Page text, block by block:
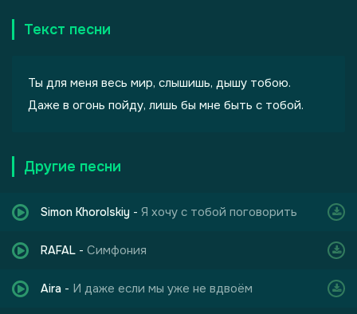
Текст песни
Ты для меня весь мир, слышишь, дышу тобою.
Даже в огонь пойду, лишь бы мне быть с тобой.
Другие песни
Simon Khorolskiy - Я хочу с тобой поговорить
RAFAL - Симфония
Aira - И даже если мы уже не вдвоём
одиноких душ